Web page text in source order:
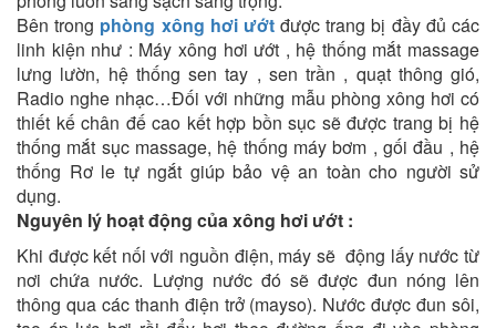
Bên trong phòng xông hơi ướtđược trang bị đầy đủ các
linh kiện như : Máy xông hơi ướt , hệ thống mắt massage
lưng lườn, hệ thống sen tay , sen trần , quạt thông gió,
Radio nghe nhạc…Đối với những mẫu phòng xông hơi có
thiết kế chân đế cao kết hợp bồn sục sẽ được trang bị hệ
thống mắt sục massage, hệ thống máy bơm , gối đầu , hệ
thống Rơ le tự ngắt giúp bảo vệ an toàn cho người sử
dụng.
Nguyên lý hoạt động của xông hơi ướt :
Khi được kết nối với nguồn điện, máy sẽ động lấy nước từ
nơi chứa nước. Lượng nước đó sẽ được đun nóng lên
thông qua các thanh điện trở (mayso). Nước được đun sôi,